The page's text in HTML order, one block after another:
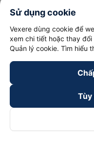
Sử dụng cookie
Vexere dùng cookie để
xem chi tiết hoặc thay
Quản lý cookie. Tìm hiểu
Tùy